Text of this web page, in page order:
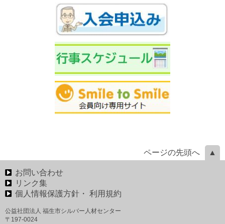
ページの先頭へ
お問い合わせ
リンク集
個人情報保護方針・ 利用規約
公益社団法人 福生市シルバー人材センター
〒197-0024